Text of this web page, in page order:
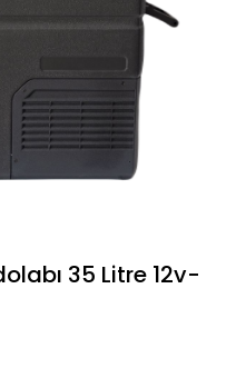
35 Litre 12v-